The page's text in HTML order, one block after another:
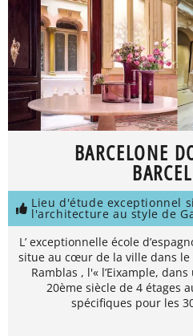
BARCELONE
Lieu d'étude exceptionnel
l'architecture au style de
L’ exceptionnelle école
situe au cœur de la ville dans
Ramblas , l'« l’Eixample,
20ème siècle de 4 étages
spécifiques pour les